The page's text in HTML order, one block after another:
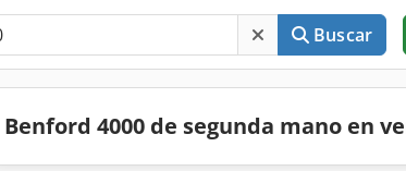
Buscar
Benford 4000 de segunda mano en